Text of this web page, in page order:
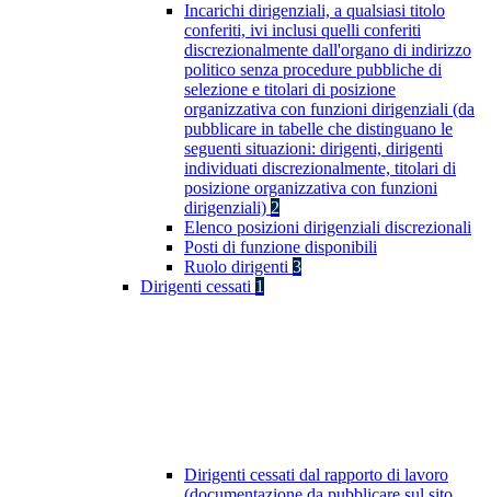
Incarichi dirigenziali, a qualsiasi titolo
conferiti, ivi inclusi quelli conferiti
discrezionalmente dall'organo di indirizzo
politico senza procedure pubbliche di
selezione e titolari di posizione
organizzativa con funzioni dirigenziali (da
pubblicare in tabelle che distinguano le
seguenti situazioni: dirigenti, dirigenti
individuati discrezionalmente, titolari di
posizione organizzativa con funzioni
dirigenziali) 2
Elenco posizioni dirigenziali discrezionali
Posti di funzione disponibili
Ruolo dirigenti 3
Dirigenti cessati 1
Dirigenti cessati dal rapporto di lavoro